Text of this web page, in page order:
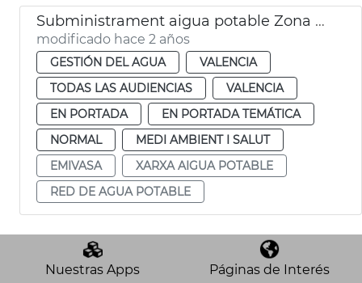
Subministrament aigua potable Zona Nord
modificado hace 2 años
GESTIÓN DEL AGUA
VALENCIA
TODAS LAS AUDIENCIAS
VALENCIA
EN PORTADA
EN PORTADA TEMÁTICA
NORMAL
MEDI AMBIENT I SALUT
EMIVASA
XARXA AIGUA POTABLE
RED DE AGUA POTABLE
Nuestras Apps Páginas de Interés